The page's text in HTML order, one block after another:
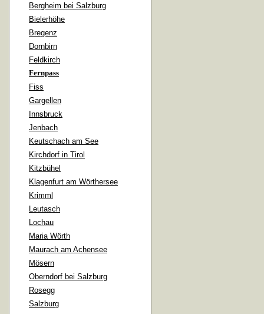
Bergheim bei Salzburg
Bielerhöhe
Bregenz
Dornbirn
Feldkirch
Fernpass
Fiss
Gargellen
Innsbruck
Jenbach
Keutschach am See
Kirchdorf in Tirol
Kitzbühel
Klagenfurt am Wörthersee
Krimml
Leutasch
Lochau
Maria Wörth
Maurach am Achensee
Mösern
Oberndorf bei Salzburg
Rosegg
Salzburg